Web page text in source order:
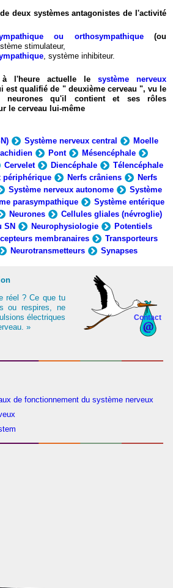
deux systèmes antagonistes de l'activité
ou orthosympathique(ou
stimulateur,
, système inhibiteur.
l'heure actuelle le système nerveux
est qualifié de " deuxième cerveau ", vu le
neurones qu'il contient et ses rôles
le cerveau lui-même
Système nerveux central
Moelle
Pont
Mésencéphale
Cervelet Diencéphale
Télencéphale
périphérique
Nerfs crâniens
Nerfs
Système nerveux autonome
Système
parasympathique
Système entérique
Neurones
Cellules gliales (névroglie)
SN
Neurophysiologie
Potentiels
membranaires
Transporteurs
Neurotransmetteurs Synapses
Contact
réel ? Ce que tu
ou respires, ne
électriques
»
de fonctionnement du système nerveux